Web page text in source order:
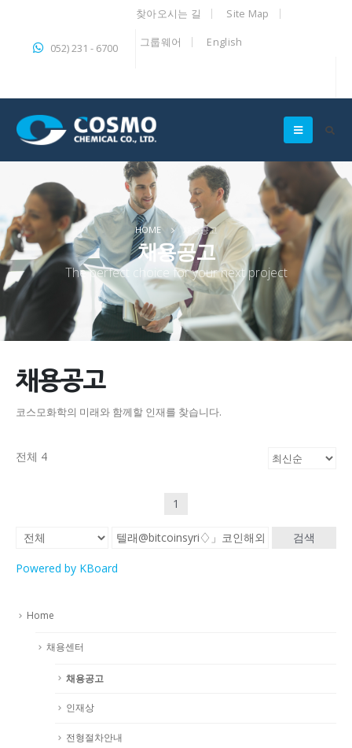
052) 231 - 6700
찾아오시는 길 Site Map
그룹웨어 English
HOME 채용공고
채용공고
The perfect choice for your next project
채용공고
코스모화학의 미래와 함께할 인재를 찾습니다.
전체 4
1
검색
Powered by KBoard
Home
채용센터
채용공고
인재상
전형절차안내